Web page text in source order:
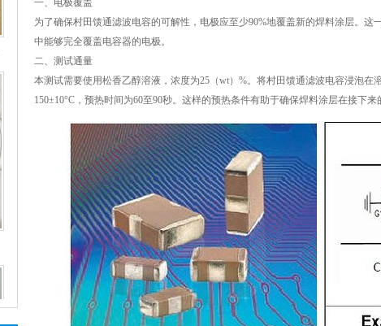
一、电极覆盖
为了确保村田馈通滤波电容的可解性，电极应至少90%地覆盖新的焊料涂层。
中能够完全覆盖电容器的电极。
二、测试通量
本测试需要使用松香乙醇溶液，浓度为25（wt）%。将村田馈通滤波电容浸泡
150±10°C，预热时间为60至90秒。这样的预热条件有助于确保焊料涂层在接下来